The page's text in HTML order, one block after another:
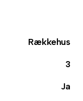
Rækkehus
3
Ja